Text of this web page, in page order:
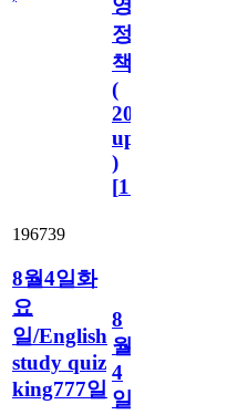
영
정
책
(
2023.11.1
update
)
[110
196739
8월4일화
요
일/English
study quiz
king777일
8
월
4
일